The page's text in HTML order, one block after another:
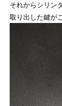
それからシリン
取り出した鍵が